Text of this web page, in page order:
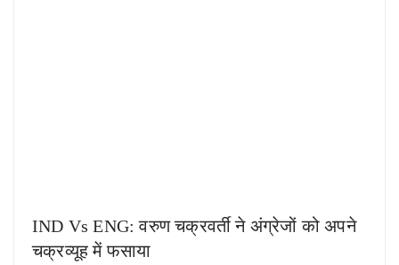
IND Vs ENG: वरुण चक्रवर्ती ने अंग्रेजों को अपने
चक्रव्यूह में फसाया